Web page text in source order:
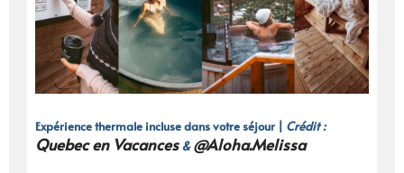
Expérience thermale incluse dans votre séjour | Crédit :
Quebec en Vacances&@Aloha.Melissa